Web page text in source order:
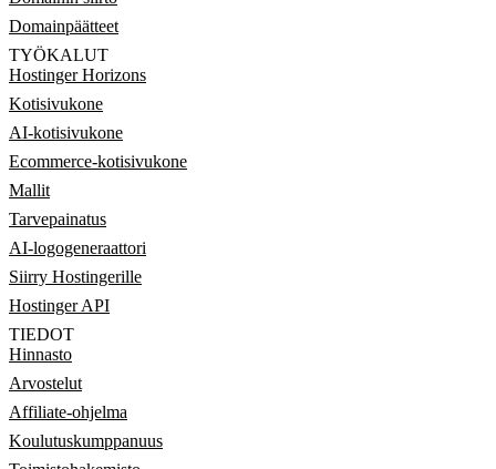
Domainpäätteet
TYÖKALUT
Hostinger Horizons
Kotisivukone
AI-kotisivukone
Ecommerce-kotisivukone
Mallit
Tarvepainatus
AI-logogeneraattori
Siirry Hostingerille
Hostinger API
TIEDOT
Hinnasto
Arvostelut
Affiliate-ohjelma
Koulutuskumppanuus